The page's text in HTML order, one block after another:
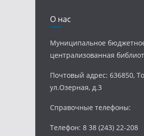
О нас
Муниципальное
централизованная
Почтовый адрес: 636850,
ул.Озерная, д.3
Справочные телефоны:
Телефон: 8 38 (243) 22-208